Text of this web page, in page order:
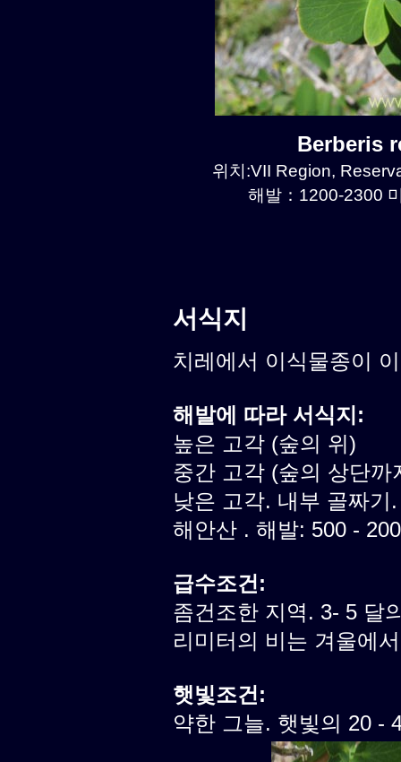
Berberis
위치:VII Region,
해발：1200-2300
서식지
치레에서 이식물종이
해발에 따라 서식지:
높은 고각 (숲의 위)
중간 고각 (숲의 상단까
낮은 고각. 내부 골짜기.
해안산 . 해발: 500 -
급수조건:
좀건조한 지역. 3- 5 달
리미터의 비는 겨울에
햇빛조건:
약한 그늘. 햇빛의 20 -